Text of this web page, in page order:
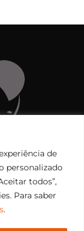
de
personalizado
todos”,
Para saber
.